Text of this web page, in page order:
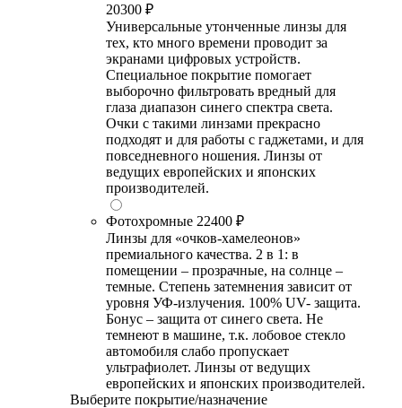
20300 ₽
Универсальные утонченные линзы для
тех, кто много времени проводит за
экранами цифровых устройств.
Специальное покрытие помогает
выборочно фильтровать вредный для
глаза диапазон синего спектра света.
Очки с такими линзами прекрасно
подходят и для работы с гаджетами, и для
повседневного ношения. Линзы от
ведущих европейских и японских
производителей.
Фотохромные 22400 ₽
Линзы для «очков-хамелеонов»
премиального качества. 2 в 1: в
помещении – прозрачные, на солнце –
темные. Степень затемнения зависит от
уровня УФ-излучения. 100% UV- защита.
Бонус – защита от синего света. Не
темнеют в машине, т.к. лобовое стекло
автомобиля слабо пропускает
ультрафиолет. Линзы от ведущих
европейских и японских производителей.
Выберите покрытие/назначение